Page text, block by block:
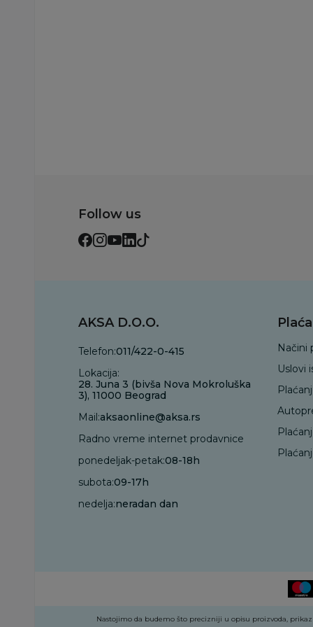
Follow us
AKSA D.O.O.
Telefon:011/422-0-415
Lokacija:
28. Juna 3 (bivša Nova Mokroluška
3), 11000 Beograd
Mail:aksaonline@aksa.rs
Radno vreme internet prodavnice
ponedeljak-petak:08-18h
subota:09-17h
nedelja:neradan dan
Načini
Uslovi
Nastojimo da budemo što precizniji u opisu proizvoda,